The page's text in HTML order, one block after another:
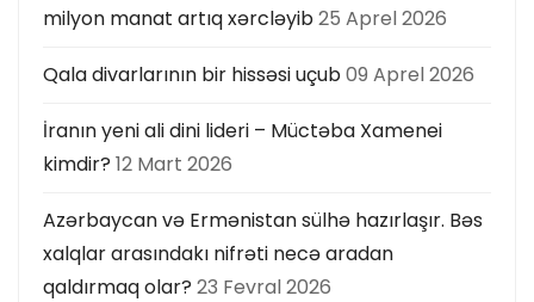
milyon manat artıq xərcləyib25 Aprel 2026
Qala divarlarının bir hissəsi uçub09 Aprel 2026
İranın yeni ali dini lideri – Müctəba Xamenei
kimdir? 12 Mart 2026
Azərbaycan və Ermənistan sülhə hazırlaşır. Bəs
xalqlar arasındakı nifrəti necə aradan
qaldırmaq olar? 23 Fevral 2026